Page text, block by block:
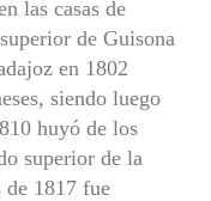
las casas de
de Guisona
en 1802
siendo luego
huyó de los
superior de la
1817 fue